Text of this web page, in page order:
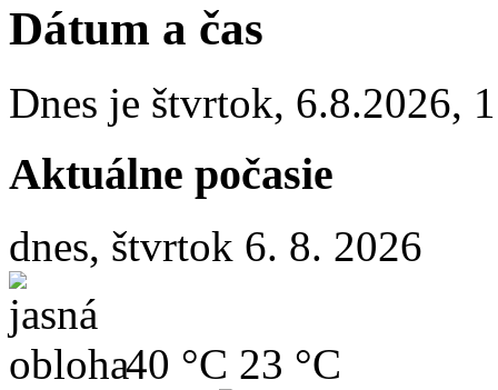
Dátum a čas
Dnes je štvrtok, 6.8.2026,
Aktuálne počasie
dnes, štvrtok 6. 8. 2026
40 °C 23 °C